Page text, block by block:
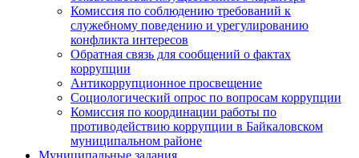
Комиссия по соблюдению требований к
служебному поведению и урегулированию
конфликта интересов
Обратная связь для сообщений о фактах
коррупции
Антикоррупционное просвещение
Социологический опрос по вопросам коррупции
Комиссия по координации работы по
противодействию коррупции в Байкаловском
муниципальном районе
Муниципальные задания